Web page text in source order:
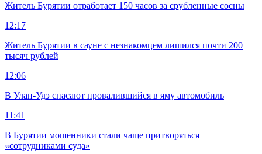
Житель Бурятии отработает 150 часов за срубленные сосны
12:17
Житель Бурятии в сауне с незнакомцем лишился почти 200
тысяч рублей
12:06
В Улан-Удэ спасают провалившийся в яму автомобиль
11:41
В Бурятии мошенники стали чаще притворяться
«сотрудниками суда»